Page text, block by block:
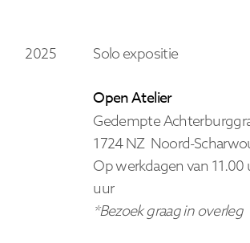
2025 Solo expositie
Open Atelier
Gedempte
1724 NZ Noord-
Op werkdagen van 11.00
uur
*Bezoek graag in overleg